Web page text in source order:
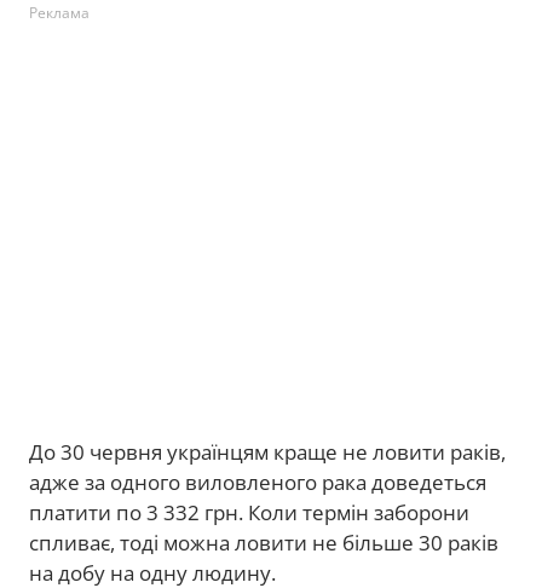
Реклама
До 30 червня українцям краще не ловити раків,
адже за одного виловленого рака доведеться
платити по 3 332 грн. Коли термін заборони
спливає, тоді можна ловити не більше 30 раків
на добу на одну людину.